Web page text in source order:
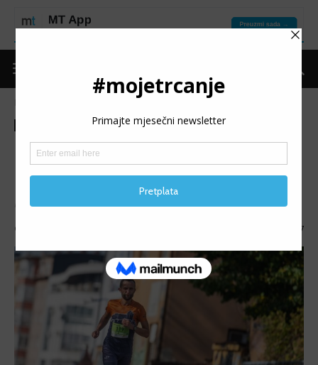
Izdvojeno MT reflektor
MT REFLEKTOR: Mihret
Delić
MT REFLEKTOR (101): Predstavljamo Mihreta Delića.
Objavio 1327